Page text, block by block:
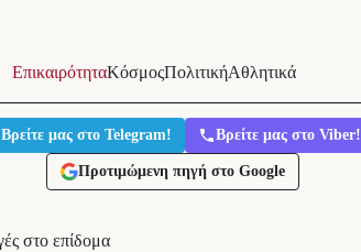
ΕπικαιρότηταΚόσμοςΠολιτικήΑθλητικά
Βρείτε μας στο Telegram! Βρείτε μας στο Viber!
Προτιμώμενη πηγή στο Google
στο επίδομα